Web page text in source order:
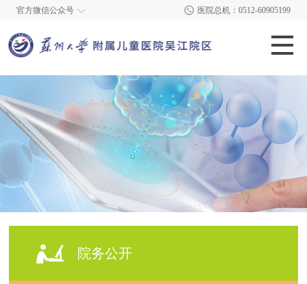
官方微信公众号 医院总机：0512-60905199
院务公开